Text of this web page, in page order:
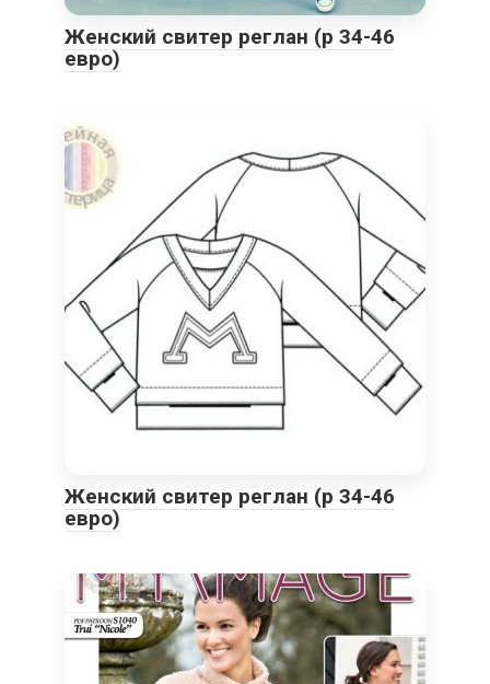
Женский свитер реглан (р 34-46
евро)
Женский свитер реглан (р 34-46
евро)